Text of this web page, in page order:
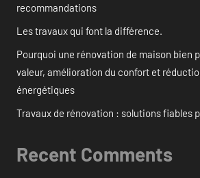
recommandations
Les travaux qui font la différence.
Pourquoi une rénovation de maison bien
valeur, amélioration du confort et
énergétiques
Travaux de rénovation : solutions fiables
Recent Comments